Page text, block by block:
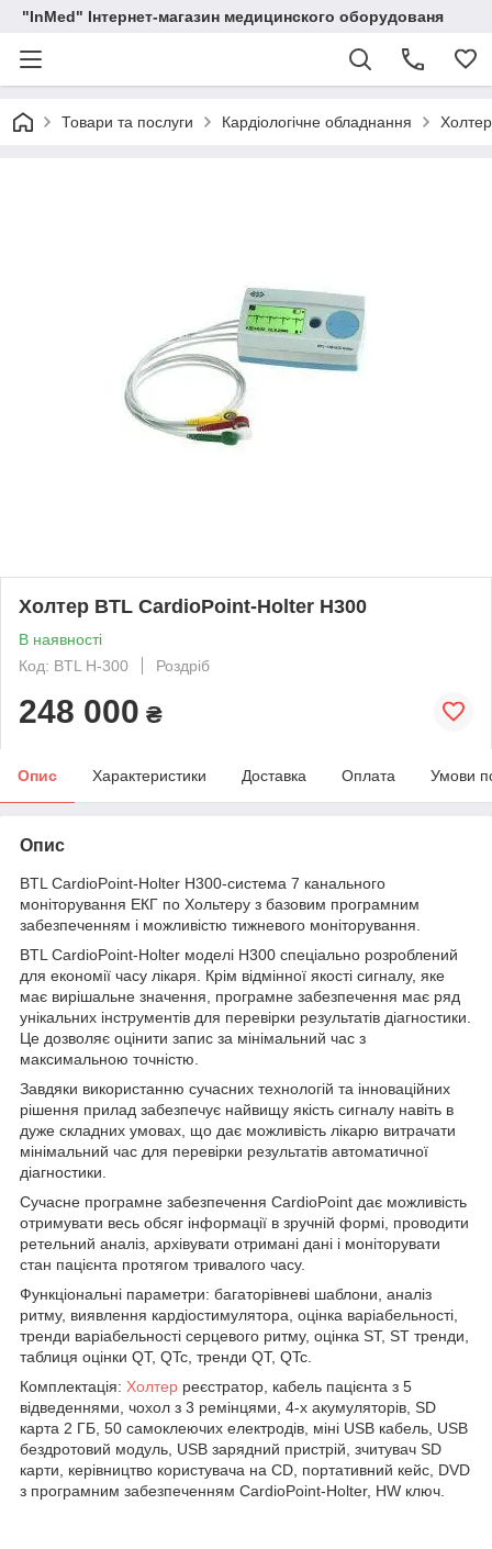
"InMed" Інтернет-магазин медицинского оборудованя
Товари та послуги Кардіологічне обладнання Холтер
Холтер BTL CardioPoint-Holter H300
В наявності
Код: BTL H-300
Роздріб
248 000 ₴
Опис Характеристики Доставка Оплата Умови
Опис
BTL CardioPoint-Holter H300-система 7 канального
моніторування ЕКГ по Хольтеру з базовим програмним
забезпеченням і можливістю тижневого моніторування.
BTL CardioPoint-Holter моделі H300 спеціально розроблений
для економії часу лікаря. Крім відмінної якості сигналу, яке
має вирішальне значення, програмне забезпечення має ряд
унікальних інструментів для перевірки результатів діагностики.
Це дозволяє оцінити запис за мінімальний час з
максимальною точністю.
Завдяки використанню сучасних технологій та інноваційних
рішення прилад забезпечує найвищу якість сигналу навіть в
дуже складних умовах, що дає можливість лікарю витрачати
мінімальний час для перевірки результатів автоматичної
діагностики.
Сучасне програмне забезпечення CardioPoint дає можливість
отримувати весь обсяг інформації в зручній формі, проводити
ретельний аналіз, архівувати отримані дані і моніторувати
стан пацієнта протягом тривалого часу.
Функціональні параметри: багаторівневі шаблони, аналіз
ритму, виявлення кардіостимулятора, оцінка варіабельності,
тренди варіабельності серцевого ритму, оцінка ST, ST тренди,
таблиця оцінки QT, QTc, тренди QT, QTc.
Комплектація: Холтер реєстратор, кабель пацієнта з 5
відведеннями, чохол з 3 ремінцями, 4-х акумуляторів, SD
карта 2 ГБ, 50 самоклеючих електродів, міні USB кабель, USB
бездротовий модуль, USB зарядний пристрій, зчитувач SD
карти, керівництво користувача на CD, портативний кейс, DVD
з програмним забезпеченням CardioPoint-Holter, HW ключ.